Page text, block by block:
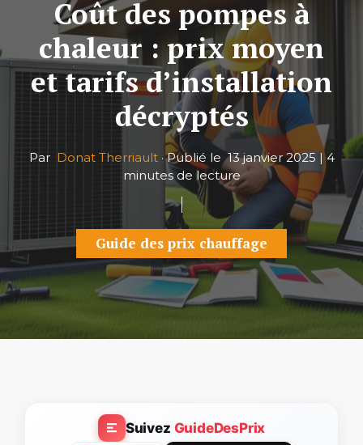
Coût des pompes à
chaleur : prix moyen
et tarifs d’installation
décryptés
Par Donat Therriault · Publié le13 janvier 2025 | 4
minutes de lecture
Guide des prix chauffage
Suivez GuideDesPrix